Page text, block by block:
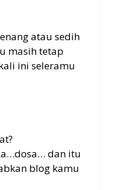
atau sedih
masih tetap
ini seleramu
dan itu
blog kamu